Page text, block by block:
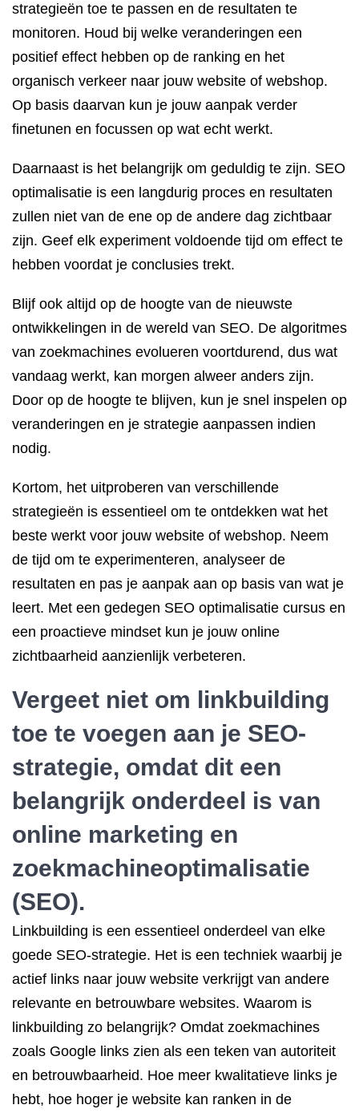
strategieën toe te passen en de resultaten te
monitoren. Houd bij welke veranderingen een
positief effect hebben op de ranking en het
organisch verkeer naar jouw website of webshop.
Op basis daarvan kun je jouw aanpak verder
finetunen en focussen op wat echt werkt.
Daarnaast is het belangrijk om geduldig te zijn. SEO
optimalisatie is een langdurig proces en resultaten
zullen niet van de ene op de andere dag zichtbaar
zijn. Geef elk experiment voldoende tijd om effect te
hebben voordat je conclusies trekt.
Blijf ook altijd op de hoogte van de nieuwste
ontwikkelingen in de wereld van SEO. De algoritmes
van zoekmachines evolueren voortdurend, dus wat
vandaag werkt, kan morgen alweer anders zijn.
Door op de hoogte te blijven, kun je snel inspelen op
veranderingen en je strategie aanpassen indien
nodig.
Kortom, het uitproberen van verschillende
strategieën is essentieel om te ontdekken wat het
beste werkt voor jouw website of webshop. Neem
de tijd om te experimenteren, analyseer de
resultaten en pas je aanpak aan op basis van wat je
leert. Met een gedegen SEO optimalisatie cursus en
een proactieve mindset kun je jouw online
zichtbaarheid aanzienlijk verbeteren.
Vergeet niet om linkbuilding
toe te voegen aan je SEO-
strategie, omdat dit een
belangrijk onderdeel is van
online marketing en
zoekmachineoptimalisatie
(SEO).
Linkbuilding is een essentieel onderdeel van elke
goede SEO-strategie. Het is een techniek waarbij je
actief links naar jouw website verkrijgt van andere
relevante en betrouwbare websites. Waarom is
linkbuilding zo belangrijk? Omdat zoekmachines
zoals Google links zien als een teken van autoriteit
en betrouwbaarheid. Hoe meer kwalitatieve links je
hebt, hoe hoger je website kan ranken in de